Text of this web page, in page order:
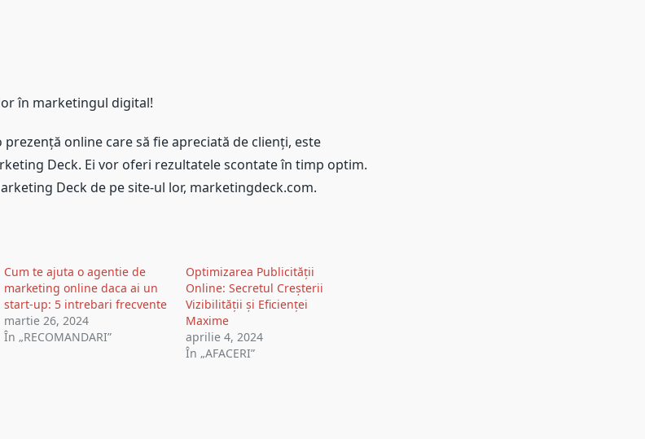
în marketingul digital!
online care să fie apreciată de clienți, este
Deck. Ei vor oferi rezultatele scontate în timp optim.
Deck de pe site-ul lor, marketingdeck.com.
Cum te ajuta o agentie de
marketing online daca ai un
start-up: 5 intrebari frecvente
martie 26, 2024
În „RECOMANDARI”
Optimizarea Publicității
Online: Secretul Creșterii
Vizibilității și Eficienței
Maxime
aprilie 4, 2024
În „AFACERI”